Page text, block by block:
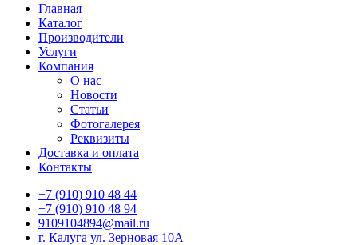
Главная
Каталог
Производители
Услуги
Компания
О нас
Новости
Статьи
Фотогалерея
Реквизиты
Доставка и оплата
Контакты
+7 (910) 910 48 44
+7 (910) 910 48 94
9109104894@mail.ru
г. Калуга ул. Зерновая 10А